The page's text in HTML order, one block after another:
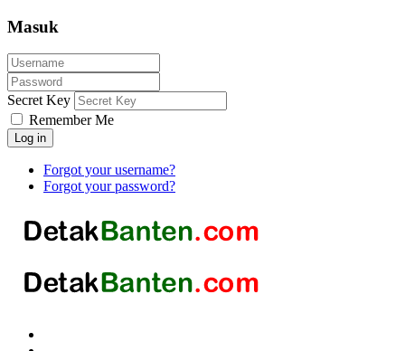
Masuk
Secret Key
Remember Me
Log in
Forgot your username?
Forgot your password?